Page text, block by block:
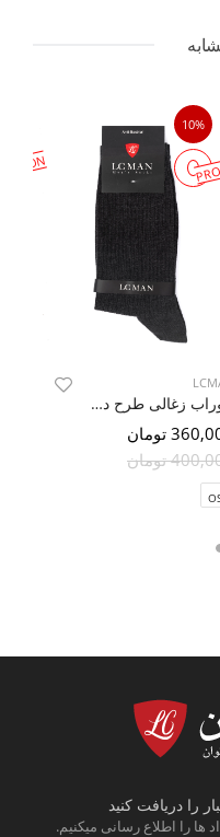
10%
جوراب زغالی طرح دار 3
تومان
تومان
را دریافت کنید
ها را اطلاع رسانی میکنیم.